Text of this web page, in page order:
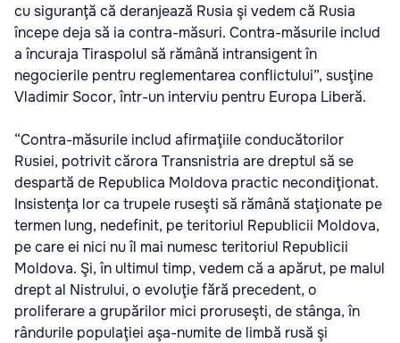
cu siguranţă că deranjează Rusia şi vedem că Rusia
începe deja să ia contra-măsuri. Contra-măsurile includ
a încuraja Tiraspolul să rămână intransigent în
negocierile pentru reglementarea conflictului”, susţine
Vladimir Socor, într-un interviu pentru Europa Liberă.
“Contra-măsurile includ afirmaţiile conducătorilor
Rusiei, potrivit cărora Transnistria are dreptul să se
despartă de Republica Moldova practic necondiţionat.
Insistenţa lor ca trupele ruseşti să rămână staţionate pe
termen lung, nedefinit, pe teritoriul Republicii Moldova,
pe care ei nici nu îl mai numesc teritoriul Republicii
Moldova. Şi, în ultimul timp, vedem că a apărut, pe malul
drept al Nistrului, o evoluţie fără precedent, o
proliferare a grupărilor mici proruseşti, de stânga, în
rândurile populaţiei aşa-numite de limbă rusă şi